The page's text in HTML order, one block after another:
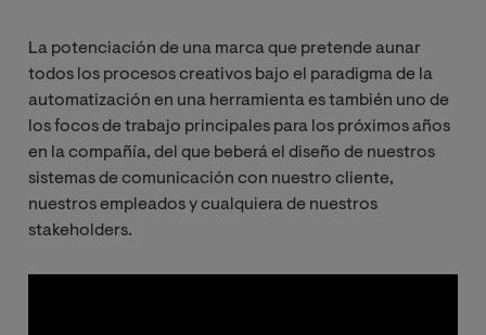
La potenciación de una marca que pretende aunar
todos los procesos creativos bajo el paradigma de la
automatización en una herramienta es también uno de
los focos de trabajo principales para los próximos años
en la compañía, del que beberá el diseño de nuestros
sistemas de comunicación con nuestro cliente,
nuestros empleados y cualquiera de nuestros
stakeholders.